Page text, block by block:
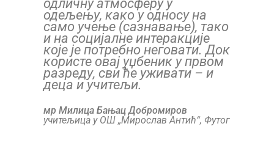
одличну атмосферу у
одељењу, како у односу на
само учење (сазнавање), тако
и на социјалне интеракције
које је потребно неговати. Док
користе овај уџбеник у првом
разреду, сви ће уживати – и
деца и учитељи.
мр Милица Бањац Добромиров
учитељица у ОШ „Мирослав Антић“, Футог